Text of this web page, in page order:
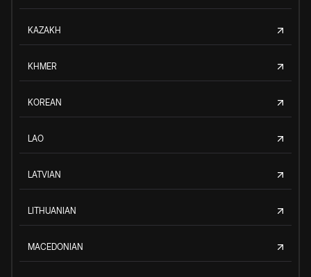
KAZAKH
KHMER
KOREAN
LAO
LATVIAN
LITHUANIAN
MACEDONIAN